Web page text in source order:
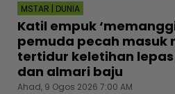
MSTAR | DUNIA
Katil empuk
pemuda pecah masuk
tertidur keletihan
dan almari baju
Ahad, 9 Ogos 2026 7:00 AM